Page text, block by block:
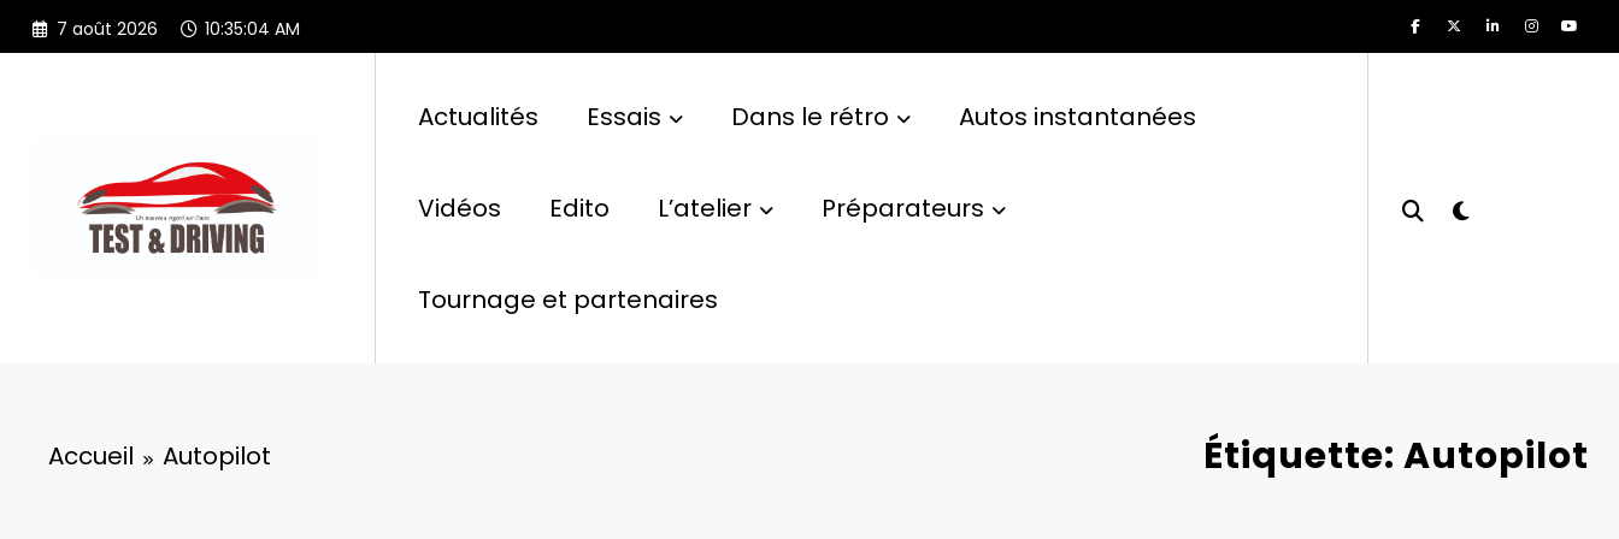
Aller
7 août 2026 10:35:04 AM
Actualités Essais Dans le rétro Autos instantanées
Vidéos Edito L’atelier Préparateurs
Tournage et partenaires
Accueil Autopilot Étiquette: Autopilot